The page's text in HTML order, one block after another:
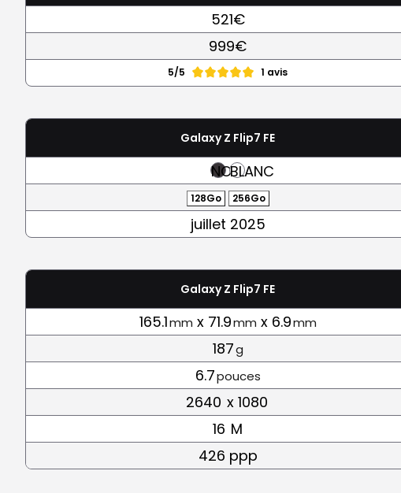
521€
999€
5/5 1 avis
Galaxy Z Flip7 FE
NOIRBLANC
128Go 256Go
juillet 2025
Galaxy Z Flip7 FE
165.1mm x 71.9mm x 6.9mm
187g
6.7pouces
2640 x 1080
16 M
426 ppp